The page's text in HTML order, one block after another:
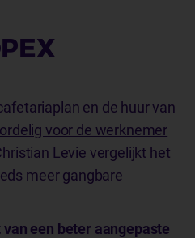
en de huur van
voor de werknemer
Levie vergelijkt het
meer gangbare
een beter aangepaste